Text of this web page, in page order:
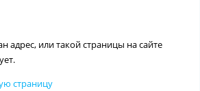
адрес, или такой страницы на сайте
страницу